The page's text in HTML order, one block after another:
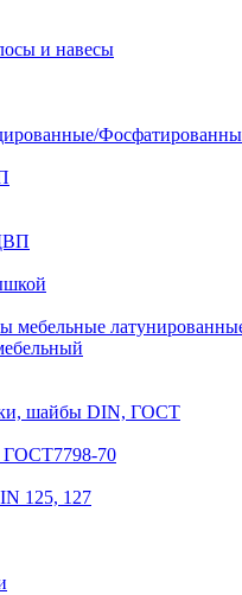
и навесы
мебельные
шайбы DIN, ГОСТ
ГОСТ7798-70
125, 127